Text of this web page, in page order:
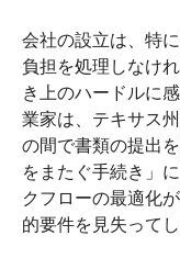
会社の設立は、特
負担を処理しなけ
き上のハードルに
業家は、テキサス
の間で書類の提出
をまたぐ手続き」
クフローの最適化
的要件を見失って